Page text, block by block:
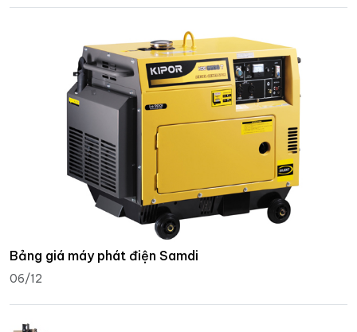
Bảng giá máy phát điện Samdi
06/12